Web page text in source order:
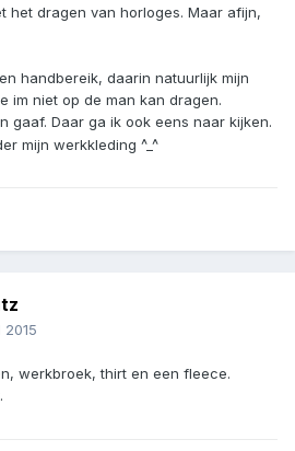
het dragen van horloges. Maar afijn,
handbereik, daarin natuurlijk mijn
im niet op de man kan dragen.
gaaf. Daar ga ik ook eens naar kijken.
mijn werkkleding ^_^
2015
werkbroek, thirt en een fleece.